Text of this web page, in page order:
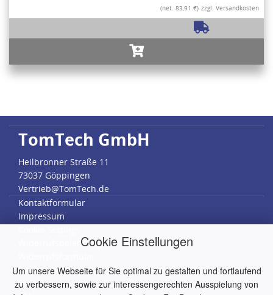
Cookie Einstellungen
Um unsere Webseite für Sie optimal zu gestalten und fortlaufend
zu verbessern, sowie zur interessengerechten Ausspielung von
(net. 83,91 €) zzgl. Versandkosten
TomTech GmbH
Heilbronner Straße 11
73037 Göppingen
Vertrieb@TomTech.de
Kontaktformular
Impressum
Widerrufsbelehrung
Datenschutz
AGB